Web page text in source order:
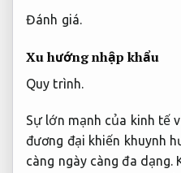
Đánh giá.
Xu hướng nhập khẩu
Quy trình.
Sự lớn mạnh của kinh tế
đương đại khiến khuynh
càng ngày càng đa dạng.